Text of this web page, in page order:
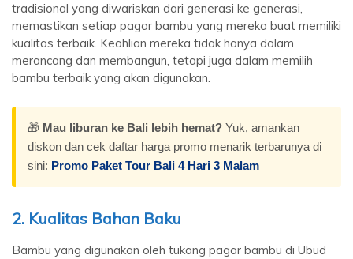
tradisional yang diwariskan dari generasi ke generasi,
memastikan setiap pagar bambu yang mereka buat memiliki
kualitas terbaik. Keahlian mereka tidak hanya dalam
merancang dan membangun, tetapi juga dalam memilih
bambu terbaik yang akan digunakan.
🎁 Mau liburan ke Bali lebih hemat? Yuk, amankan
diskon dan cek daftar harga promo menarik terbarunya di
sini: Promo Paket Tour Bali 4 Hari 3 Malam
2. Kualitas Bahan Baku
Bambu yang digunakan oleh tukang pagar bambu di Ubud